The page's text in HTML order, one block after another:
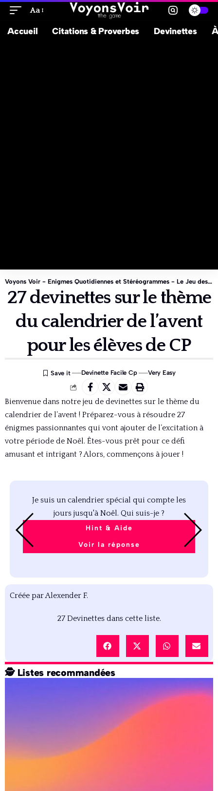
Aa
Accueil Citations & Proverbes Devinettes
Voyons Voir - Enigmes Quotidiennes et Stéréogrammes - Le Jeu des 1%
27 devinettes sur le thème
du calendrier de l’avent
pour les élèves de CP
Devinette Facile Cp Very Easy
Bienvenue dans notre jeu de devinettes sur le thème du
calendrier de l’avent ! Préparez-vous à résoudre 27
énigmes passionnantes qui vont ajouter de l’excitation à
votre période de Noël. Êtes-vous prêt pour ce défi
amusant et intrigant ? Alors, commençons à jouer !
Je suis un calendrier spécial qui compte les
jours jusqu'à Noël. Qui suis-je ?
Hint & Aide
Voir la réponse
Créée parAlexender F.
27Devinettes dans cette liste.
🕵️ Listes recommandées